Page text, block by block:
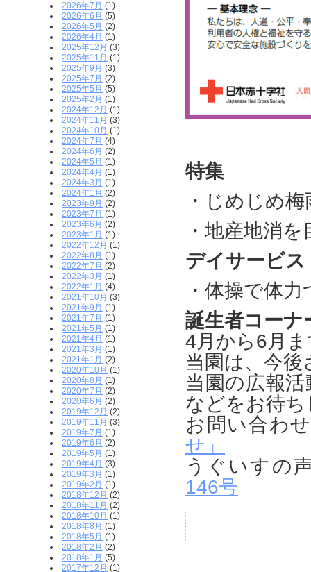
2026年7月 (1)
2026年6月 (5)
2026年5月 (2)
2026年4月 (1)
2025年12月 (3)
2025年11月 (1)
2025年9月 (3)
2025年7月 (2)
2025年5月 (5)
2025年2月 (1)
2024年12月 (1)
2024年11月 (3)
2024年10月 (1)
2024年7月 (4)
2024年6月 (2)
2024年5月 (1)
2024年4月 (1)
2024年3月 (1)
2024年1月 (2)
2023年9月 (2)
2023年7月 (1)
2023年6月 (2)
2023年1月 (1)
2022年12月 (1)
2022年8月 (1)
2022年7月 (2)
2022年3月 (1)
2022年1月 (4)
2021年10月 (3)
2021年9月 (1)
2021年7月 (1)
2021年5月 (1)
2021年4月 (1)
2021年3月 (1)
2021年1月 (2)
2020年10月 (1)
2020年8月 (1)
2020年7月 (2)
2020年6月 (2)
2019年12月 (2)
2019年11月 (3)
2019年7月 (1)
2019年6月 (2)
2019年5月 (1)
2019年4月 (3)
2019年3月 (1)
2019年2月 (1)
2018年12月 (2)
2018年11月 (2)
2018年10月 (1)
2018年8月 (1)
2018年5月 (1)
2018年2月 (2)
2018年1月 (5)
2017年12月 (1)
特集
・じめじめ
・地産地消
デイサービス
・体操で体
誕生者コーナ
4月から6月
当園は、今
当園の広報
などをお待
お問い合
せ」
うぐいす
146号